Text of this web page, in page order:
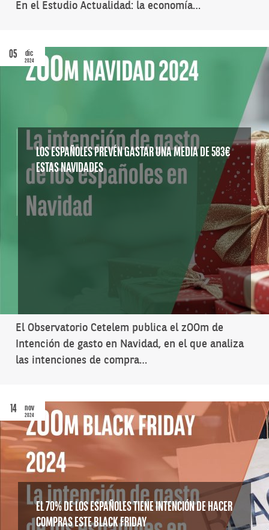
En el Estudio Actualidad: la economía…
05 dic
2024
LOS ESPAÑOLES PREVÉN GASTAR UNA MEDIA DE 583€
ESTAS NAVIDADES
El Observatorio Cetelem publica el zOOm de
Intención de gasto en Navidad, en el que analiza
las intenciones de compra…
14 nov
2024
EL 70% DE LOS ESPAÑOLES TIENE INTENCIÓN DE HACER
COMPRAS ESTE BLACK FRIDAY